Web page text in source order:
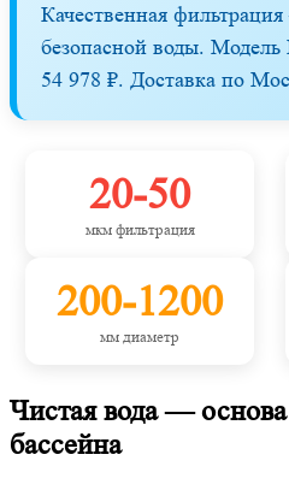
Качественная
безопасной воды.
54 978 ₽. Доставка по
20-50
мкм фильтрация
200-1200
мм диаметр
Чистая вода —
бассейна